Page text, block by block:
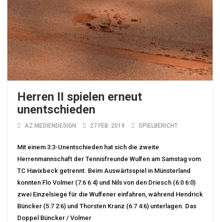
Herren II spielen erneut
unentschieden
AZ MEDIENDESIGN 27 FEB. 2019 SPIELBERICHT
Mit einem 3:3-Unentschieden hat sich die zweite
Herrenmannschaft der Tennisfreunde Wulfen am Samstag vom
TC Havixbeck getrennt. Beim Auswärtsspiel in Münsterland
konnten Flo Volmer (7:6 6:4) und Nils von den Driesch (6:0 6:0)
zwei Einzelsiege für die Wulfener einfahren, während Hendrick
Büncker (5:7 2:6) und Thorsten Kranz (6:7 4:6) unterlagen. Das
Doppel Büncker / Volmer